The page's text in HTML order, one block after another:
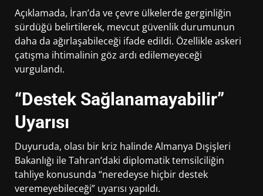
Açıklamada, İran’da ve çevre ülkelerde gerginliğin
sürdüğü belirtilerek, mevcut güvenlik durumunun
daha da ağırlaşabileceği ifade edildi. Özellikle askeri
çatışma ihtimalinin göz ardı edilemeyeceği
vurgulandı.
“Destek Sağlanamayabilir”
Uyarısı
Duyuruda, olası bir kriz halindeAlmanya Dışişleri
Bakanlığı ile Tahran’daki diplomatik temsilciliğin
tahliye konusunda “neredeyse hiçbir destek
veremeyebileceği” uyarısı yapıldı.